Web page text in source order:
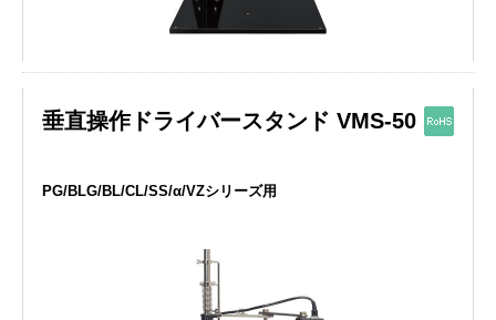
垂直操作ドライバースタンド VMS-50
PG/BLG/BL/CL/SS/α/VZシリーズ用